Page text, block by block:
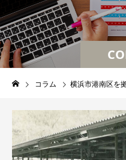
コラム 横浜市港南区を拠